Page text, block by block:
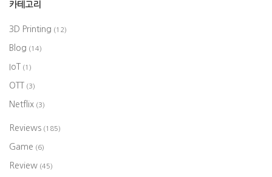
카테고리
3D Printing (12)
Blog (14)
IoT (1)
OTT (3)
Netflix (3)
Reviews (185)
Game (6)
Review (45)